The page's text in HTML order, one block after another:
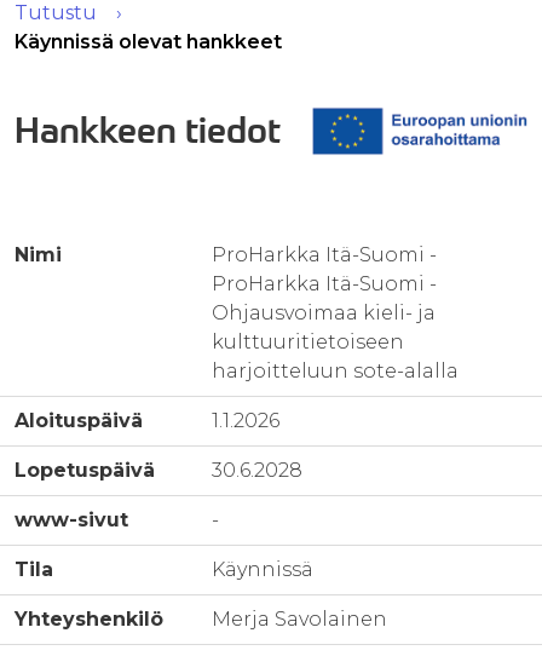
Tutustu
Käynnissä olevat hankkeet
Hankkeen tiedot
Nimi
ProHarkka Itä-Suomi -
ProHarkka Itä-Suomi -
Ohjausvoimaa kieli- ja
kulttuuritietoiseen
harjoitteluun sote-alalla
Aloituspäivä 1.1.2026
Lopetuspäivä 30.6.2028
www-sivut -
Tila Käynnissä
Yhteyshenkilö Merja Savolainen